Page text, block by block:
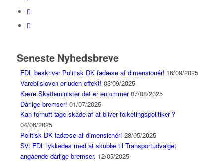
Seneste Nyhedsbreve
FDL beskriver Politisk DK fadæse af dimensionér! 16/09/2025
Varebilsloven er uden effekt! 03/09/2025
Kære Skatteminister det er en ommer 07/08/2025
Dårlige bremser! 01/07/2025
Kan fornuft tage skade af at bliver folketingspolitiker ?
04/06/2025
Politisk DK fadæse af dimensionér! 28/05/2025
SV: FDL lykkedes med at skubbe til Transportudvalget
angående dårlige bremser. 12/05/2025